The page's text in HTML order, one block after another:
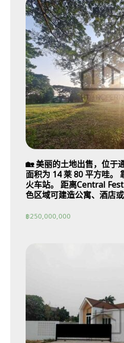
🏡 美丽的土地出售，位于
面积为 14 莱 80 平方哇。
火车站。 距离Central
色区域可建造公寓、酒店
฿250,000,000